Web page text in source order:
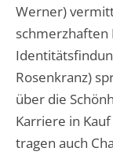
Werner)
schmerzhaften
Rosenkranz)
über die
Karriere in
tragen auch